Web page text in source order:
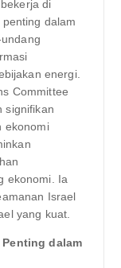
di
dalam
energi.
Committee
signifikan
ekonomi
ekonomi. Ia
Israel
yang kuat.
Penting dalam